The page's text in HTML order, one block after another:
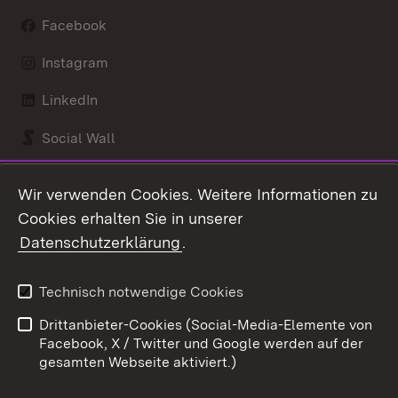
Facebook
Instagram
LinkedIn
Social Wall
Kontakt
Barrierefreiheit
Impressum
Cookies
Wir verwenden Cookies. Weitere Informationen zu
Cookies erhalten Sie in unserer
Datenschutzerklärung.
Technisch notwendige Cookies
Drittanbieter-Cookies (Social-Media-Elemente von
Facebook, X / Twitter und Google werden auf der
gesamten Webseite aktiviert.)